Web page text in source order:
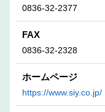
0836-32-2377
FAX
0836-32-2328
ホームページ
https://www.siy.co.jp/